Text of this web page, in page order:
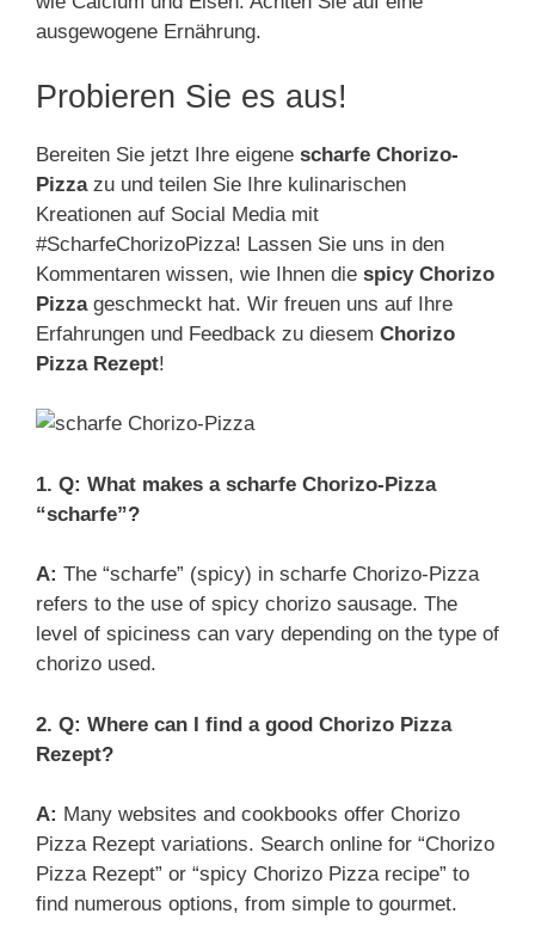
ausgewogene Ernährung.
Probieren Sie es aus!
Bereiten Sie jetzt Ihre eigene scharfe Chorizo-
Pizzazu und teilen Sie Ihre kulinarischen
Kreationen auf Social Media mit
#ScharfeChorizoPizza! Lassen Sie uns in den
Kommentaren wissen, wie Ihnen die spicy Chorizo
Pizzageschmeckt hat. Wir freuen uns auf Ihre
Erfahrungen und Feedback zu diesem Chorizo
Pizza Rezept!
1. Q: What makes a scharfe Chorizo-Pizza
“scharfe”?
A: The “scharfe” (spicy) in scharfe Chorizo-Pizza
refers to the use of spicy chorizo sausage. The
level of spiciness can vary depending on the type of
chorizo used.
2. Q: Where can I find a good Chorizo Pizza
Rezept?
A: Many websites and cookbooks offer Chorizo
Pizza Rezept variations. Search online for “Chorizo
Pizza Rezept” or “spicy Chorizo Pizza recipe” to
find numerous options, from simple to gourmet.